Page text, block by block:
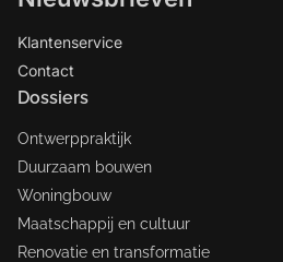
Klantenservice
Contact
Dossiers
Ontwerppraktijk
Duurzaam bouwen
Woningbouw
Maatschappij en cultuur
Renovatie en transformatie